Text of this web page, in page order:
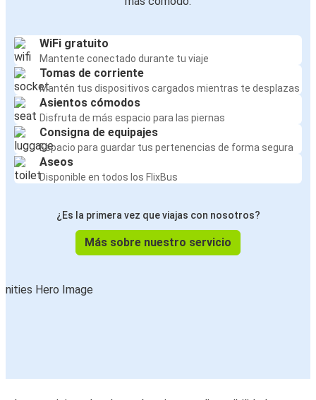
WiFi gratuito
Mantente conectado durante tu viaje
Tomas de corriente
Mantén tus dispositivos cargados mientras te desplazas
Asientos cómodos
Disfruta de más espacio para las piernas
Consigna de equipajes
Espacio para guardar tus pertenencias de forma segura
Aseos
Disponible en todos los FlixBus
¿Es la primera vez que viajas con nosotros?
Más sobre nuestro servicio